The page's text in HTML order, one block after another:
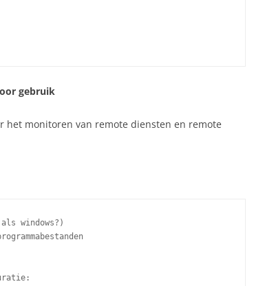
gebruik
het monitoren van remote diensten en remote
windows?)